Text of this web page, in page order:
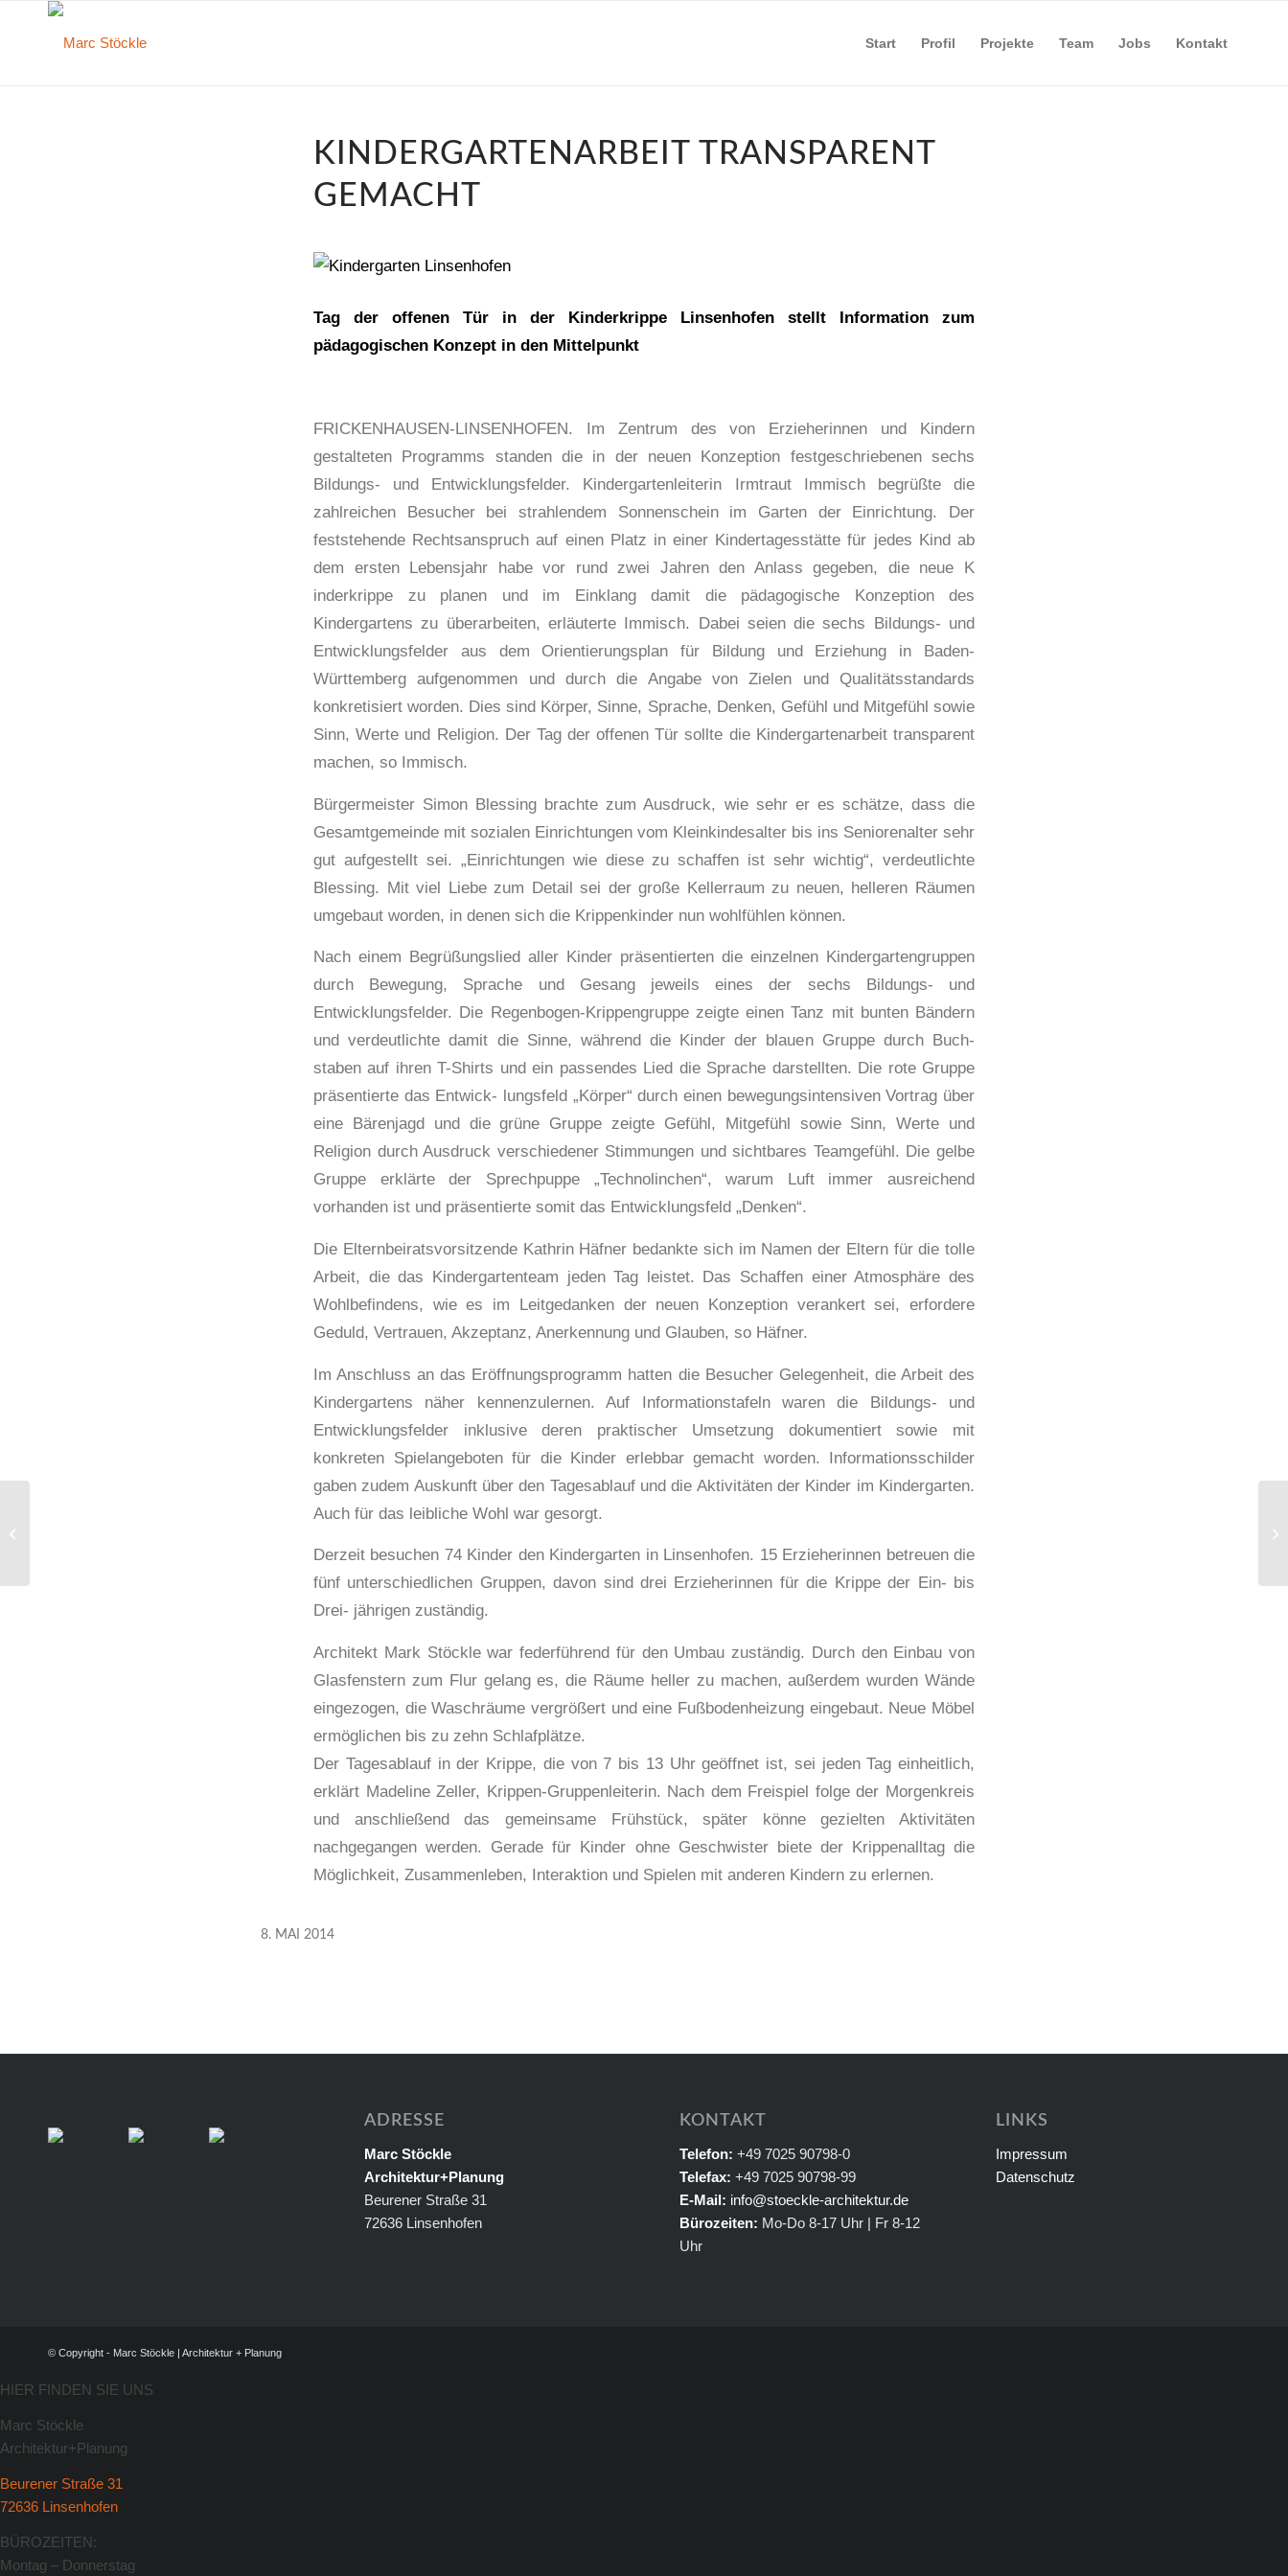
Start Profil Projekte Team Jobs Kontakt
KINDERGARTENARBEIT TRANSPARENT
GEMACHT
Tag der offenen Tür in der Kinderkrippe Linsenhofen stellt Information zum
pädagogischen Konzept in den Mittelpunkt
FRICKENHAUSEN-LINSENHOFEN. Im Zentrum des von Erzieherinnen und Kindern
gestalteten Programms standen die in der neuen Konzeption festgeschriebenen sechs
Bildungs- und Entwicklungsfelder. Kindergartenleiterin Irmtraut Immisch begrüßte die
zahlreichen Besucher bei strahlendem Sonnenschein im Garten der Einrichtung. Der
feststehende Rechtsanspruch auf einen Platz in einer Kindertagesstätte für jedes Kind ab
dem ersten Lebensjahr habe vor rund zwei Jahren den Anlass gegeben, die neue K
inderkrippe zu planen und im Einklang damit die pädagogische Konzeption des
Kindergartens zu überarbeiten, erläuterte Immisch. Dabei seien die sechs Bildungs- und
Entwicklungsfelder aus dem Orientierungsplan für Bildung und Erziehung in Baden-
Württemberg aufgenommen und durch die Angabe von Zielen und Qualitätsstandards
konkretisiert worden. Dies sind Körper, Sinne, Sprache, Denken, Gefühl und Mitgefühl sowie
Sinn, Werte und Religion. Der Tag der offenen Tür sollte die Kindergartenarbeit transparent
machen, so Immisch.
Bürgermeister Simon Blessing brachte zum Ausdruck, wie sehr er es schätze, dass die
Gesamtgemeinde mit sozialen Einrichtungen vom Kleinkindesalter bis ins Seniorenalter sehr
gut aufgestellt sei. „Einrichtungen wie diese zu schaffen ist sehr wichtig“, verdeutlichte
Blessing. Mit viel Liebe zum Detail sei der große Kellerraum zu neuen, helleren Räumen
umgebaut worden, in denen sich die Krippenkinder nun wohlfühlen können.
Nach einem Begrüßungslied aller Kinder präsentierten die einzelnen Kindergartengruppen
durch Bewegung, Sprache und Gesang jeweils eines der sechs Bildungs- und
Entwicklungsfelder. Die Regenbogen-Krippengruppe zeigte einen Tanz mit bunten Bändern
und verdeutlichte damit die Sinne, während die Kinder der blauen Gruppe durch Buch-
staben auf ihren T-Shirts und ein passendes Lied die Sprache darstellten. Die rote Gruppe
präsentierte das Entwick- lungsfeld „Körper“ durch einen bewegungsintensiven Vortrag über
eine Bärenjagd und die grüne Gruppe zeigte Gefühl, Mitgefühl sowie Sinn, Werte und
Religion durch Ausdruck verschiedener Stimmungen und sichtbares Teamgefühl. Die gelbe
Gruppe erklärte der Sprechpuppe „Technolinchen“, warum Luft immer ausreichend
vorhanden ist und präsentierte somit das Entwicklungsfeld „Denken“.
Die Elternbeiratsvorsitzende Kathrin Häfner bedankte sich im Namen der Eltern für die tolle
Arbeit, die das Kindergartenteam jeden Tag leistet. Das Schaffen einer Atmosphäre des
Wohlbefindens, wie es im Leitgedanken der neuen Konzeption verankert sei, erfordere
Geduld, Vertrauen, Akzeptanz, Anerkennung und Glauben, so Häfner.
Im Anschluss an das Eröffnungsprogramm hatten die Besucher Gelegenheit, die Arbeit des
Kindergartens näher kennenzulernen. Auf Informationstafeln waren die Bildungs- und
Entwicklungsfelder inklusive deren praktischer Umsetzung dokumentiert sowie mit
konkreten Spielangeboten für die Kinder erlebbar gemacht worden. Informationsschilder
gaben zudem Auskunft über den Tagesablauf und die Aktivitäten der Kinder im Kindergarten.
Auch für das leibliche Wohl war gesorgt.
Derzeit besuchen 74 Kinder den Kindergarten in Linsenhofen. 15 Erzieherinnen betreuen die
fünf unterschiedlichen Gruppen, davon sind drei Erzieherinnen für die Krippe der Ein- bis
Drei- jährigen zuständig.
Architekt Mark Stöckle war federführend für den Umbau zuständig. Durch den Einbau von
Glasfenstern zum Flur gelang es, die Räume heller zu machen, außerdem wurden Wände
eingezogen, die Waschräume vergrößert und eine Fußbodenheizung eingebaut. Neue Möbel
ermöglichen bis zu zehn Schlafplätze.
Der Tagesablauf in der Krippe, die von 7 bis 13 Uhr geöffnet ist, sei jeden Tag einheitlich,
erklärt Madeline Zeller, Krippen-Gruppenleiterin. Nach dem Freispiel folge der Morgenkreis
und anschließend das gemeinsame Frühstück, später könne gezielten Aktivitäten
nachgegangen werden. Gerade für Kinder ohne Geschwister biete der Krippenalltag die
Möglichkeit, Zusammenleben, Interaktion und Spielen mit anderen Kindern zu erlernen.
8. MAI 2014
ADRESSE
Marc Stöckle
Architektur+Planung
Beurener Straße 31
72636 Linsenhofen
KONTAKT
Telefon:+49 7025 90798-0
Telefax:+49 7025 90798-99
E-Mail: info@stoeckle-architektur.de
Bürozeiten: Mo-Do 8-17 Uhr | Fr 8-12
Uhr
LINKS
Impressum
Datenschutz
© Copyright - Marc Stöckle | Architektur + Planung
HIER FINDEN SIE UNS
Marc Stöckle
Architektur+Planung
Beurener Straße 31
72636 Linsenhofen
BÜROZEITEN:
Montag – Donnerstag